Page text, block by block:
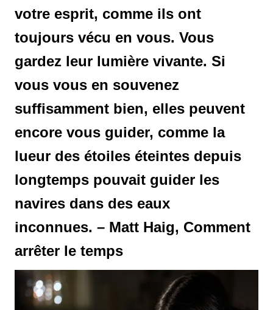
votre esprit, comme ils ont
toujours vécu en vous. Vous
gardez leur lumière vivante. Si
vous vous en souvenez
suffisamment bien, elles peuvent
encore vous guider, comme la
lueur des étoiles éteintes depuis
longtemps pouvait guider les
navires dans des eaux
inconnues. – Matt Haig, Comment
arrêter le temps